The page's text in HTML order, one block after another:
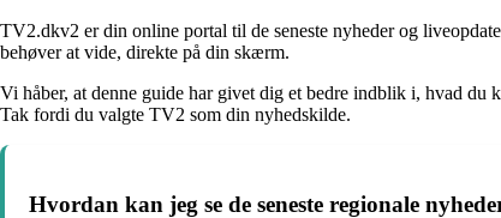
TV2.dkv2 er din online portal til de seneste nyheder og
behøver at vide, direkte på din skærm.
Vi håber, at denne guide har givet dig et bedre indblik i, hvad
Tak fordi du valgte TV2 som din nyhedskilde.
Hvordan kan jeg se de seneste regionale